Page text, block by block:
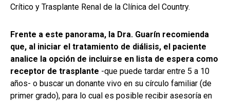
Crítico y Trasplante Renal de la Clínica del Country.
Frente a este panorama, la Dra. Guarín recomienda
que, al iniciar el tratamiento de diálisis, el paciente
analice la opción de incluirse en lista de espera como
receptor de trasplante -que puede tardar entre 5 a 10
años- o buscar un donante vivo en su círculo familiar (de
primer grado), para lo cual es posible recibir asesoría en